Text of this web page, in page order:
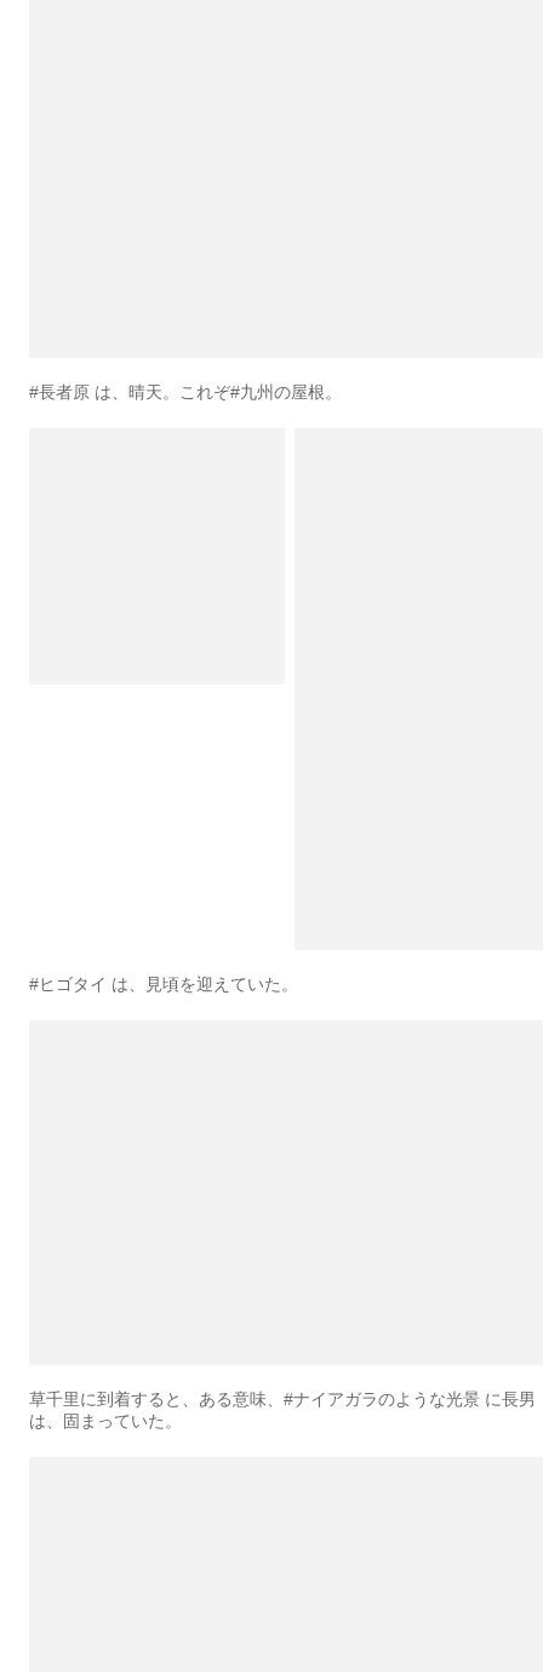
#長者原 は、晴天。これぞ#九州の屋根。
#ヒゴタイ は、見頃を迎えていた。
草千里に到着すると、ある意味、#ナイアガラのような光景 に長男
は、固まっていた。